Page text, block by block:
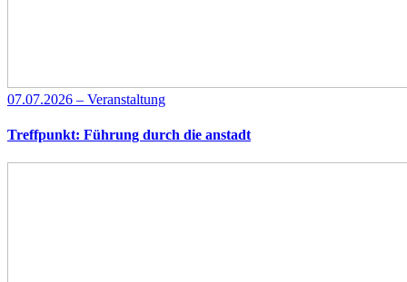
07.07.2026 – Veranstaltung
Treffpunkt: Führung durch die anstadt